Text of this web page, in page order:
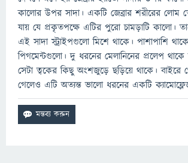
কালোর উপর সাদা। একটি জেব্রার শরীরের লোম
যায় যে প্রকৃতপক্ষে এটির পুরো চামড়াটি কালো।
এই সাদা স্ট্রাইপগুলো মিশে থাকে। পাশাপাশি
পিগমেন্টগুলো। দু ধরনের মেলানিনের প্রলেপ
সেটা ত্বকের কিছু অংশজুড়ে ছড়িয়ে থাকে। বাইরে
গেলেও এটি অত্যন্ত ভালো ধরনের একটি